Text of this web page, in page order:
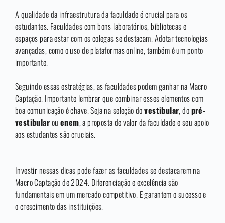
A qualidade da infraestrutura da faculdade é crucial para os
estudantes. Faculdades com bons laboratórios, bibliotecas e
espaços para estar com os colegas se destacam. Adotar tecnologias
avançadas, como o uso de plataformas online, também é um ponto
importante.
Seguindo essas estratégias, as faculdades podem ganhar na Macro
Captação. Importante lembrar que combinar esses elementos com
boa comunicação é chave. Seja na seleção dovestibular, dopré-
vestibularou enem, a proposta de valor da faculdade e seu apoio
aos estudantes são cruciais.
Investir nessas dicas pode fazer as faculdades se destacarem na
Macro Captação de 2024. Diferenciação e excelência são
fundamentais em um mercado competitivo. E garantem o sucesso e
o crescimento das instituições.